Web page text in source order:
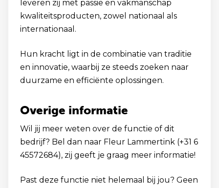
leveren zij met passie en vakmanschap
kwaliteitsproducten, zowel nationaal als
internationaal.
Hun kracht ligt in de combinatie van traditie
en innovatie, waarbij ze steeds zoeken naar
duurzame en efficiënte oplossingen.
Overige informatie
Wil jij meer weten over de functie of dit
bedrijf? Bel dan naar Fleur Lammertink (+31 6
45572684), zij geeft je graag meer informatie!
Past deze functie niet helemaal bij jou? Geen